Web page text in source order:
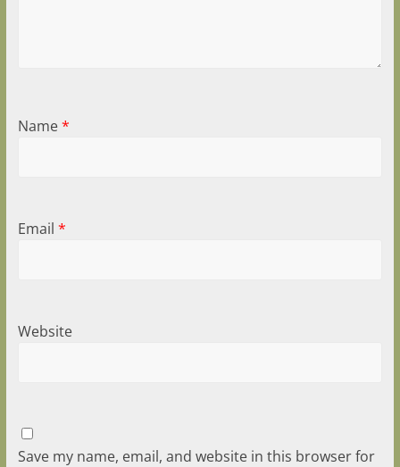
Name*
Email *
Website
Save my name, email, and website in this browser for